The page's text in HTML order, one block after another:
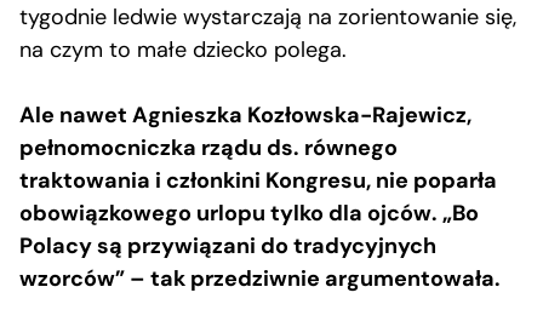
tygodnie ledwie wystarczają na zorientowanie się,
na czym to małe dziecko polega.
Ale nawet Agnieszka Kozłowska-Rajewicz,
pełnomocniczka rządu ds. równego
traktowania i członkini Kongresu, nie poparła
obowiązkowego urlopu tylko dla ojców. „Bo
Polacy są przywiązani do tradycyjnych
wzorców” – tak przedziwnie argumentowała.